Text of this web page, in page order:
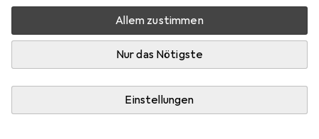
Allem zustimmen
Nur das Nötigste
Einstellungen
9 Stück an Lager beim Drittanbieter
Lieferort angeben für genaue Lieferzeit
StockNet ConnectFR